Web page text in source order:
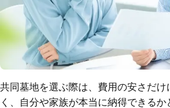
共同墓地を選ぶ際は、費用の安さだ
く、自分や家族が本当に納得できる